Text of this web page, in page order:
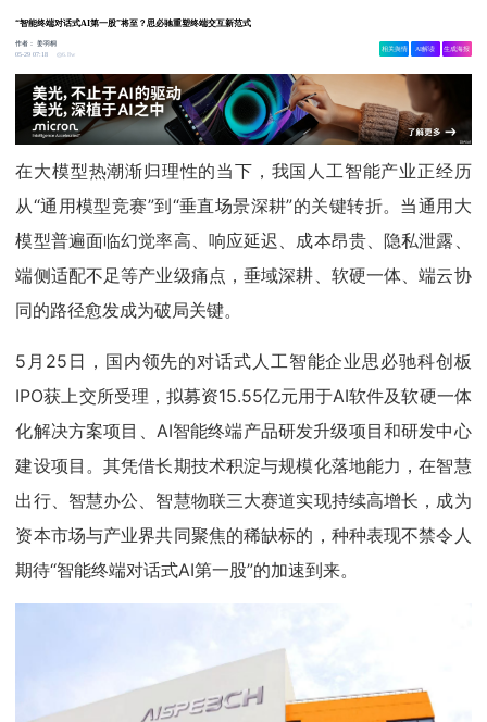
“智能终端对话式AI第一股”将至？思必驰重塑终端交互新范式
作者：姜羽桐
05-29 07:18
6.8w
相关舆情 AI解读 生成海报
在大模型热潮渐归理性的当下，我国人工智能产业正经历
从“通用模型竞赛”到“垂直场景深耕”的关键转折。当通用大
模型普遍面临幻觉率高、响应延迟、成本昂贵、隐私泄露、
端侧适配不足等产业级痛点，垂域深耕、软硬一体、端云协
同的路径愈发成为破局关键。
5月25日，国内领先的对话式人工智能企业思必驰科创板
IPO获上交所受理，拟募资15.55亿元用于AI软件及软硬一体
化解决方案项目、AI智能终端产品研发升级项目和研发中心
建设项目。其凭借长期技术积淀与规模化落地能力，在智慧
出行、智慧办公、智慧物联三大赛道实现持续高增长，成为
资本市场与产业界共同聚焦的稀缺标的，种种表现不禁令人
期待“智能终端对话式AI第一股”的加速到来。